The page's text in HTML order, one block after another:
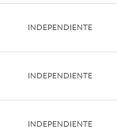
INDEPENDIENTE
INDEPENDIENTE
INDEPENDIENTE